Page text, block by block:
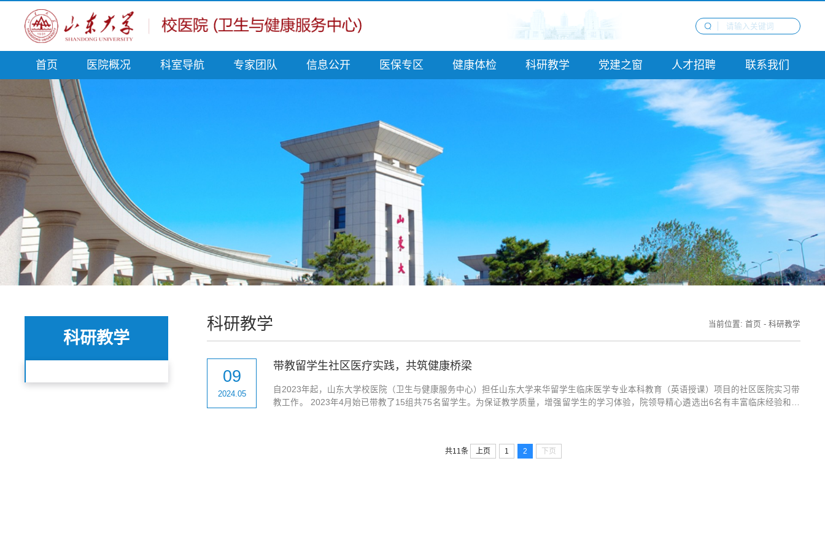
首页 医院概况 科室导航 专家团队 信息公开 医保专区 健康体检 科研教学 党建之窗 人才招聘 联系我们
科研教学
科研教学 当前位置: 首页 - 科研教学
09
2024.05
带教留学生社区医疗实践，共筑健康桥梁
自2023年起，山东大学校医院（卫生与健康服务中心）担任山东大学来华留学生临床医学专业本科教育（英语授课）项目的社区医院实习带
教工作。 2023年4月始已带教了15组共75名留学生。为保证教学质量，增强留学生的学习体验，院领导精心遴选出6名有丰富临床经验和较
共11条 上页 1 2 下页